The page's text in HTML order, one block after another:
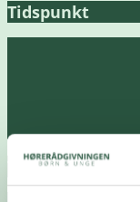
Tidspunkt
Tilmeldingsfrist